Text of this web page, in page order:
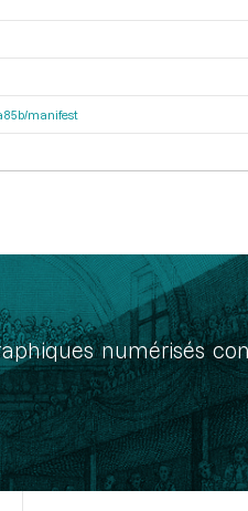
manifest
numérisés